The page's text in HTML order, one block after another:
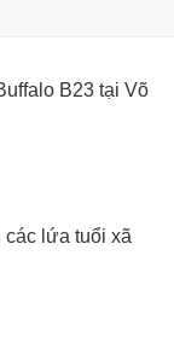
B23 tại Võ
các lứa tuổi xã